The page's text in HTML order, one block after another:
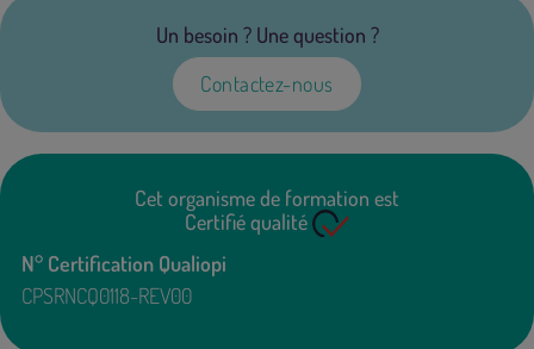
Un besoin ? Une question ?
Contactez-nous
Cet organisme de formation est
Certifié qualité
N° Certification Qualiopi
CPSRNCQ0118-REV00